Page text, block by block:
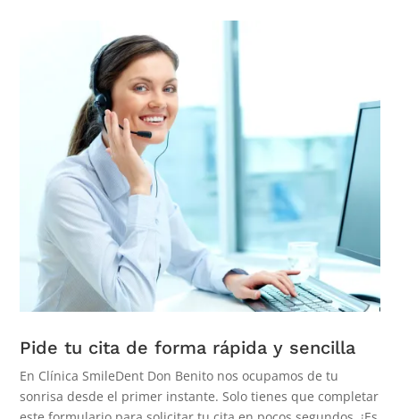
Pide tu cita de forma rápida y sencilla
En Clínica SmileDent Don Benito nos ocupamos de tu
sonrisa desde el primer instante. Solo tienes que completar